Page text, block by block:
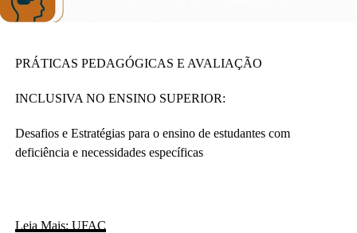
PRÁTICAS PEDAGÓGICAS E AVALIAÇÃO
INCLUSIVA NO ENSINO SUPERIOR:
Desafios e Estratégias para o ensino de estudantes com
deficiência e necessidades específicas
Leia Mais: UFAC